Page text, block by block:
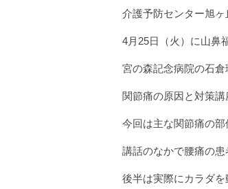
介護予防センター旭ヶ
4月25日（火）に山鼻
宮の森記念病院の石
関節痛の原因と対策講
今回は主な関節痛の
講話のなかで腰痛の患
後半は実際にカラダ